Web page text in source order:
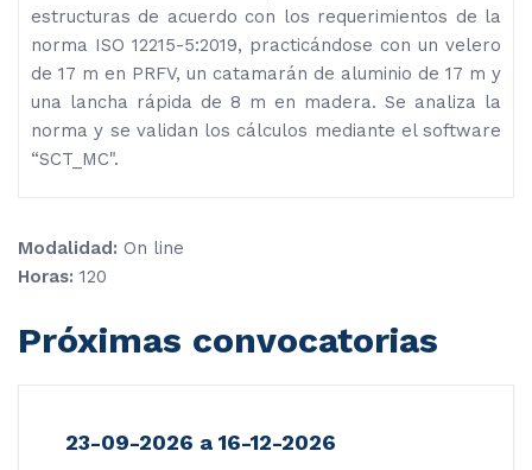
estructuras de acuerdo con los requerimientos de la
norma ISO 12215-5:2019, practicándose con un velero
de 17 m en PRFV, un catamarán de aluminio de 17 m y
una lancha rápida de 8 m en madera. Se analiza la
norma y se validan los cálculos mediante el software
“SCT_MC".
Modalidad: On line
Horas: 120
Próximas convocatorias
23-09-2026 a 16-12-2026